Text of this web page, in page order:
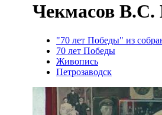
Чекмасов В.С.
"70 лет Победы" из
70 лет Победы
Живопись
Петрозаводск